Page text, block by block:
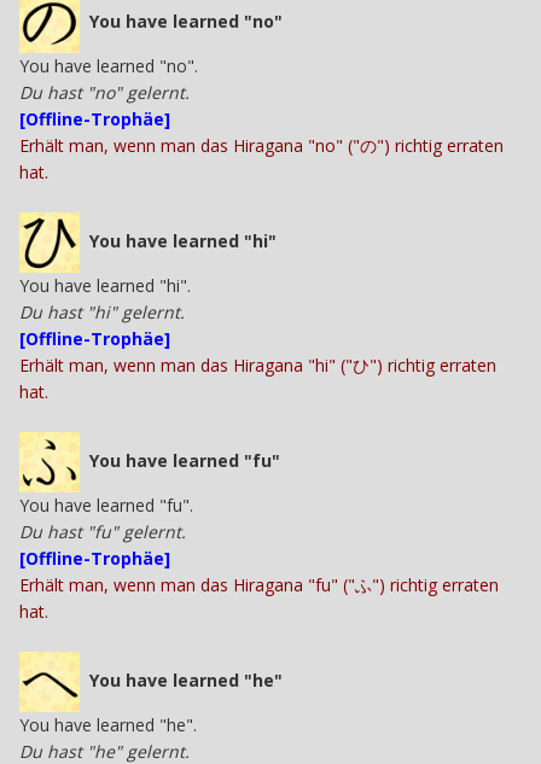
You have learned "no"
You have learned "no".
Du hast "no" gelernt.
[Offline-Trophäe]
Erhält man, wenn man das Hiragana "no" ("の") richtig erraten
hat.
You have learned "hi"
You have learned "hi".
Du hast "hi" gelernt.
[Offline-Trophäe]
Erhält man, wenn man das Hiragana "hi" ("ひ") richtig erraten
hat.
You have learned "fu"
You have learned "fu".
Du hast "fu" gelernt.
[Offline-Trophäe]
Erhält man, wenn man das Hiragana "fu" ("ふ") richtig erraten
hat.
You have learned "he"
You have learned "he".
Du hast "he" gelernt.